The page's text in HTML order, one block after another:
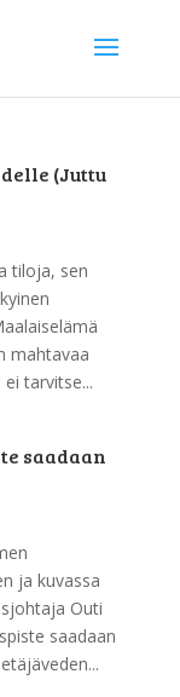
(Juttu
tiloja, sen
mahtavaa
tarvitse...
saadaan
ja kuvassa
Outi
saadaan